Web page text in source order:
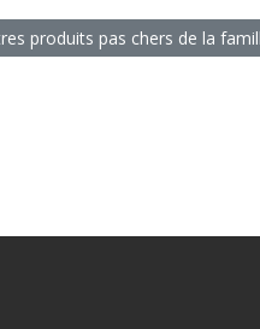
produits pas chers de la